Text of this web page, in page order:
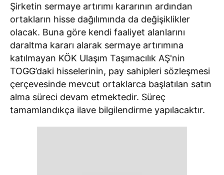
Şirketin sermaye artırımı kararının ardından
ortakların hisse dağılımında da değişiklikler
olacak. Buna göre kendi faaliyet alanlarını
daraltma kararı alarak sermaye artırımına
katılmayan KÖK Ulaşım Taşımacılık AŞ'nin
TOGG’daki hisselerinin, pay sahipleri sözleşmesi
çerçevesinde mevcut ortaklarca başlatılan satın
alma süreci devam etmektedir. Süreç
tamamlandıkça ilave bilgilendirme yapılacaktır.